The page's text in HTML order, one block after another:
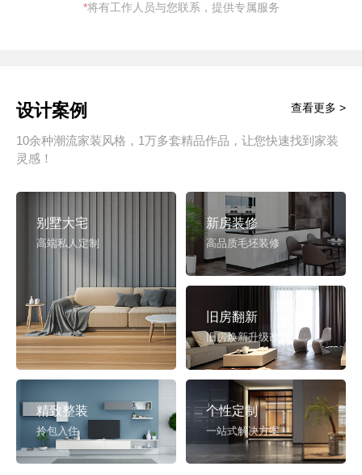
*将有工作人员与您联系，提供专属服务
设计案例
10余种潮流家装风格，1万多套精品作品，让您快速找到家装
灵感！
查看更多 >
别墅大宅
高端私人定制
新房装修
高品质毛坯装修
旧房翻新
旧房焕新升级改造
精致整装
拎包入住
个性定制
一站式解决方案